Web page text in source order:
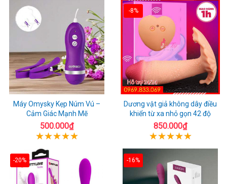
Máy Omysky Kẹp Núm Vú –
Cảm Giác Mạnh Mẽ
500.000₫
-8%
Dương vật giả không dây điều
khiển từ xa nhỏ gọn 42 độ
850.000₫
-20% -16%